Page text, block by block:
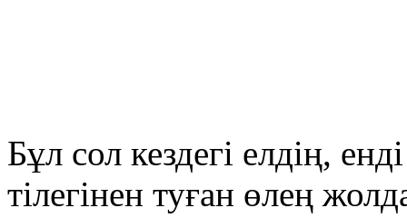
Бұл сол кездегі елдің,
тілегінен туған өлең